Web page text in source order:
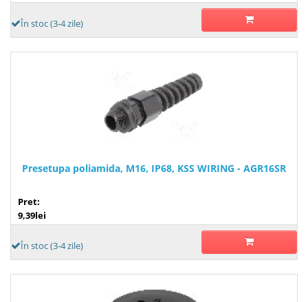
În stoc (3-4 zile)
Presetupa poliamida, M16, IP68, KSS WIRING - AGR16SR
Pret:
9,39lei
În stoc (3-4 zile)